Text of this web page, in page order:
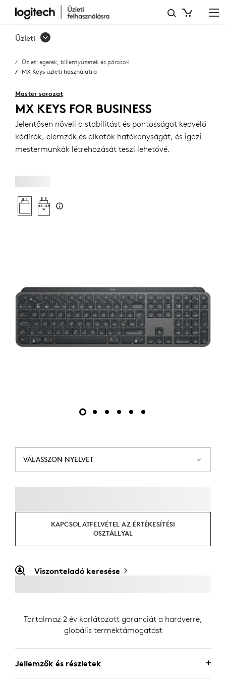
MX
KEYS
ÜZLETI
HASZNÁLATRA
Üzleti
Üzleti egerek, billentyűzetek és párosok
MX Keys üzleti használatra
Master sorozat
MX KEYS FOR BUSINESS
Jelentősen növeli a stabilitást és pontosságot kedvelő
kódírók, elemzők és alkotók hatékonyságát, és igazi
mestermunkák létrehozását teszi lehetővé.
VÁLASSZON NYELVET
KAPCSOLATFELVÉTEL AZ ÉRTÉKESÍTÉSI
OSZTÁLLYAL
Viszonteladó keresése
Tartalmaz 2 év korlátozott garanciát a hardverre,
globális terméktámogatást
Jellemzők és részletek